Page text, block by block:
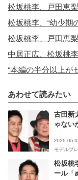
松坂桃李、戸田恵
中居正広、松坂桃
あわせて読みたい
古田新
ゃない
モデルプ
松坂桃
ール「